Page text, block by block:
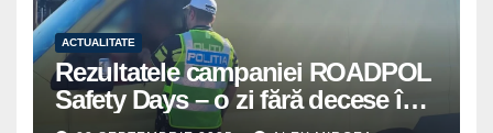
ACTUALITATE
Rezultatele campaniei ROADPOL
Safety Days – o zi fără decese în
trafic